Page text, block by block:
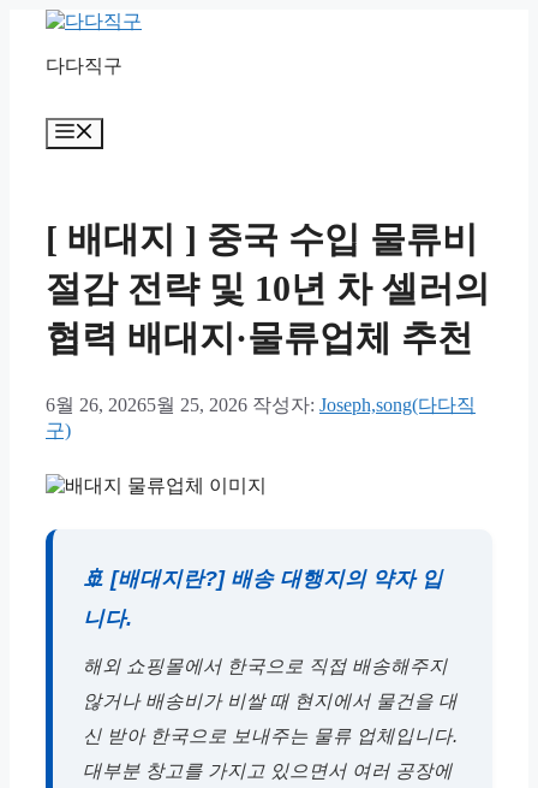
다다직구
[ 배대지 ] 중국 수입 물류비
절감 전략 및 10년 차 셀러의
협력 배대지·물류업체 추천
6월 26, 20265월 25, 2026 작성자: Joseph,song(다다직
구)
🚢 [배대지란?] 배송 대행지의 약자 입
니다.
해외 쇼핑몰에서 한국으로 직접 배송해주지
않거나 배송비가 비쌀 때 현지에서 물건을 대
신 받아 한국으로 보내주는 물류 업체입니다.
대부분 창고를 가지고 있으면서 여러 공장에